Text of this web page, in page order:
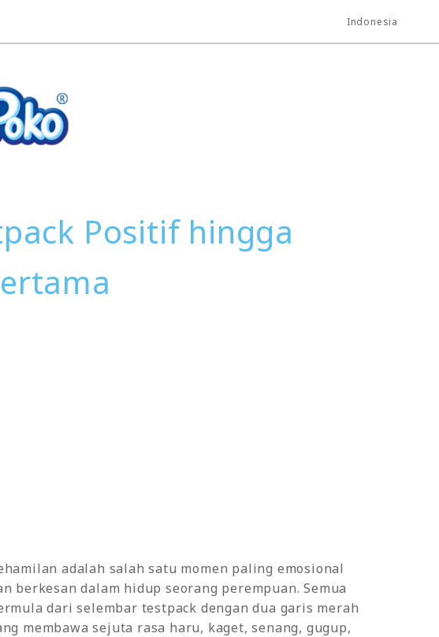
Indonesia
Positif hingga
adalah salah satu momen paling emosional
berkesan dalam hidup seorang perempuan. Semua
dari selembar testpack dengan dua garis merah
membawa sejuta rasa haru, kaget, senang, gugup,